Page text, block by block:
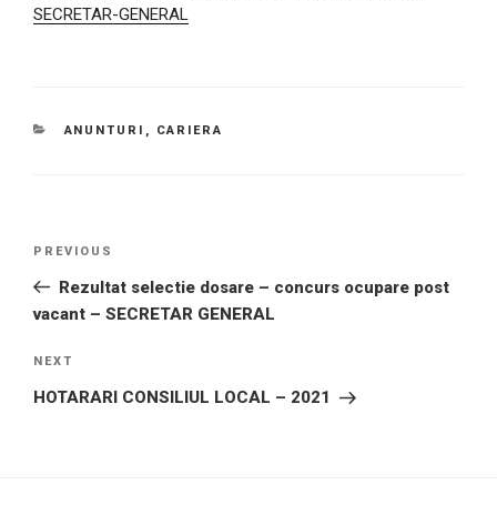
SECRETAR-GENERAL
CATEGORIES
ANUNTURI , CARIERA
Previous
Post
PREVIOUS
Rezultat selectie dosare – concurs ocupare post
vacant – SECRETAR GENERAL
Next
Post
NEXT
HOTARARI CONSILIUL LOCAL – 2021